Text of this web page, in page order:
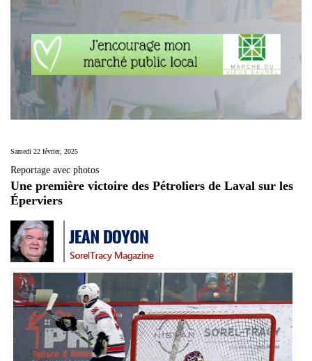
Samedi 22 février, 2025
Reportage avec photos
Une première victoire des Pétroliers de Laval sur les
Éperviers